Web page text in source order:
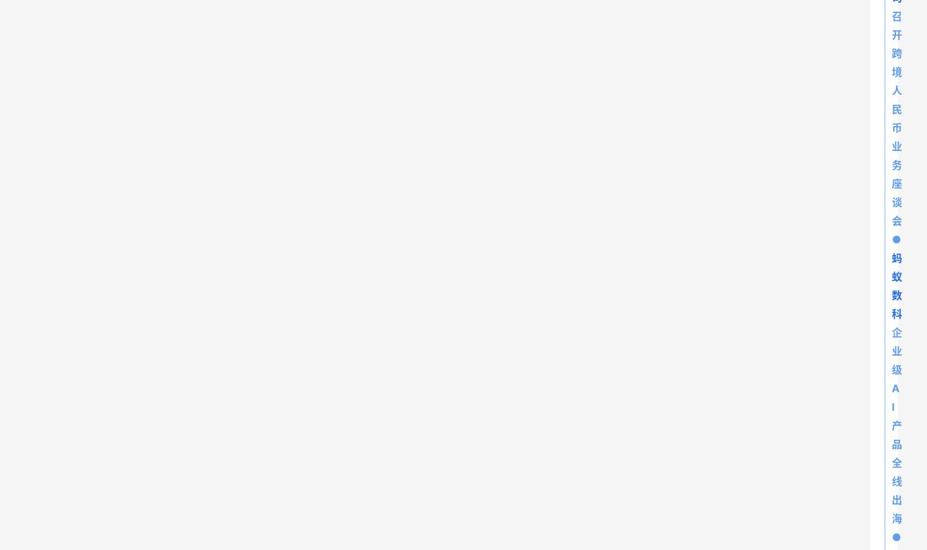
召
开
跨
境
人
民
币
业
务
座
谈
会
●
蚂
蚁
数
科
企
业
级
A
I
产
品
全
线
出
海
●